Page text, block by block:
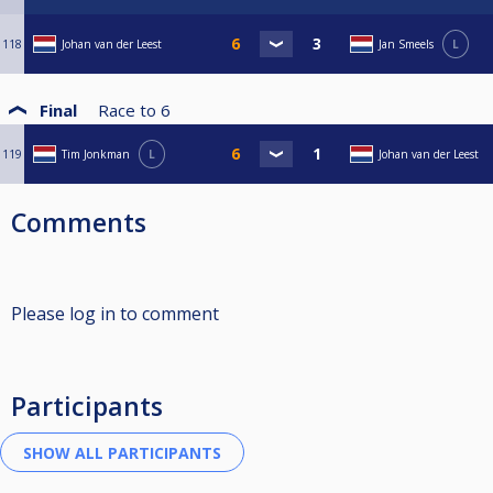
118 Johan van der Leest Jan Smeels L
Final Race to 6
119 Tim Jonkman L Johan van der Leest
Comments
Please log in to comment
Participants